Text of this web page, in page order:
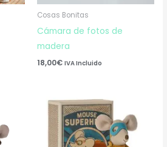
Cosas Bonitas
Cámara de fotos de
madera
18,00€ IVA Incluido